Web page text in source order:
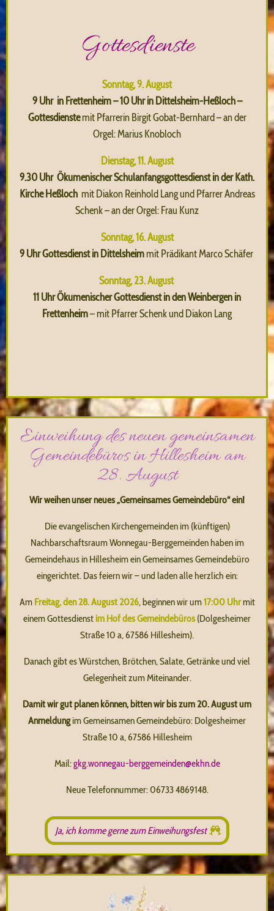
Gottesdienste
Sonntag, 9. August
9 Uhr in Frettenheim – 10 Uhr in Dittelsheim-Heßloch –
Gottesdienstemit Pfarrerin Birgit Gobat-Bernhard – an der
Orgel: Marius Knobloch
Dienstag, 11. August
9.30 Uhr Ökumenischer Schulanfangsgottesdienst in der Kath.
Kirche Heßloch mit Diakon Reinhold Lang und Pfarrer Andreas
Schenk – an der Orgel: Frau Kunz
Sonntag, 16. August
9 Uhr Gottesdienst in Dittelsheimmit Prädikant Marco Schäfer
Sonntag, 23. August
11 Uhr Ökumenischer Gottesdienst in den Weinbergen in
Frettenheim– mit Pfarrer Schenk und Diakon Lang
Einweihung des neuen gemeinsamen
Gemeindebüros in Hillesheim am
28. August
Wir weihen unser neues „Gemeinsames Gemeindebüro“ ein!
Die evangelischen Kirchengemeinden im (künftigen)
Nachbarschaftsraum Wonnegau-Berggemeinden haben im
Gemeindehaus in Hillesheim ein Gemeinsames Gemeindebüro
eingerichtet. Das feiern wir – und laden alle herzlich ein:
Am Freitag, den 28. August 2026, beginnen wir um17:00 Uhrmit
einem Gottesdienst im Hof des Gemeindebüros (Dolgesheimer
Straße 10 a, 67586 Hillesheim).
Danach gibt es Würstchen, Brötchen, Salate, Getränke und viel
Gelegenheit zum Miteinander.
Damit wir gut planen können, bitten wir bis zum 20. August um
Anmeldungim Gemeinsamen Gemeindebüro: Dolgesheimer
Straße 10 a, 67586 Hillesheim
Mail:gkg.wonnegau-berggemeinden@ekhn.de
Neue Telefonnummer: 06733 4869148.
Ja, ich komme gerne zum Einweihungsfest